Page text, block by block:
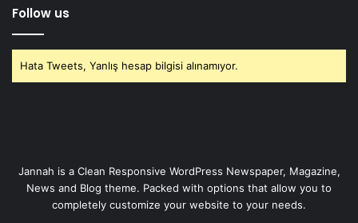
Follow us
Hata Tweets, Yanlış hesap bilgisi alınamıyor.
Jannah is a Clean Responsive WordPress Newspaper, Magazine,
News and Blog theme. Packed with options that allow you to
completely customize your website to your needs.